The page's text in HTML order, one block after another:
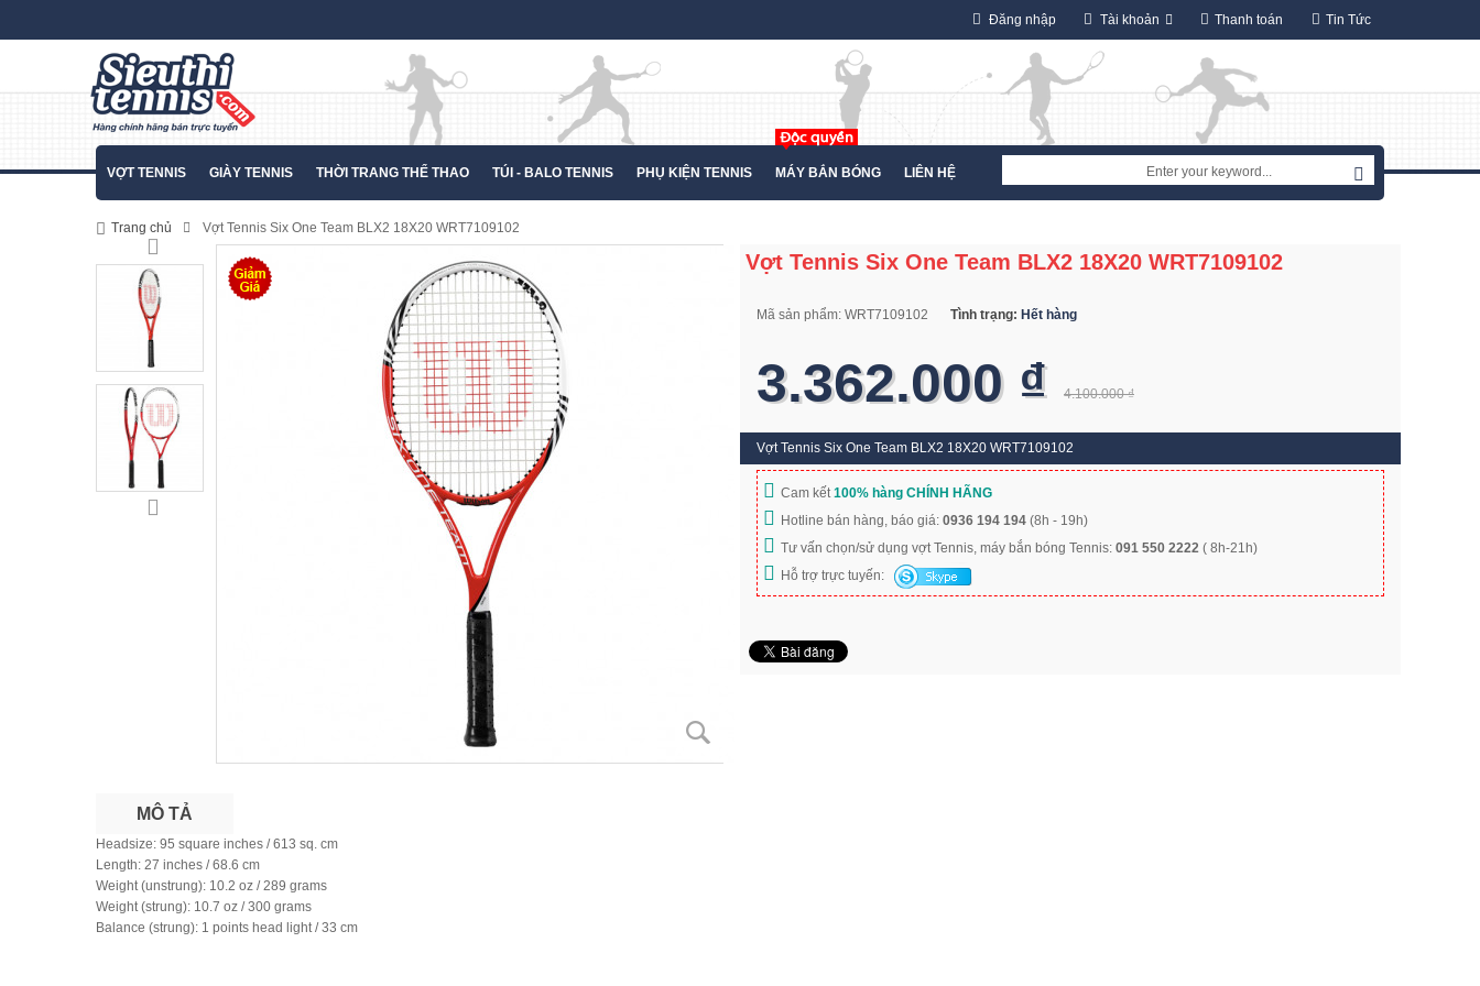
Thanh toán Tin Tức
Tài khoản
Đăng nhập
VỢT TENNIS GIÀY TENNIS THỜI TRANG THỂ THAO TÚI - BALO TENNIS PHỤ KIỆN TENNIS MÁY BẮN BÓNG LIÊN HỆ
Trang chủ Vợt Tennis Six One Team BLX2 18X20 WRT7109102
Vợt Tennis Six One Team BLX2 18X20 WRT7109102
Mã sản phẩm: WRT7109102 Tình trạng: Hết hàng
4.100.000 ₫
3.362.000 ₫
Vợt Tennis Six One Team BLX2 18X20 WRT7109102
Cam kết100% hàng CHÍNH HÃNG
Hotline bán hàng, báo giá: 0936 194 194 (8h - 19h)
Tư vấn chọn/sử dụng vợt Tennis, máy bắn bóng Tennis: 091 550 2222 ( 8h-21h)
Hỗ trợ trực tuyến:
MÔ TẢ
Headsize: 95 square inches / 613 sq. cm
Length: 27 inches / 68.6 cm
Weight (unstrung): 10.2 oz / 289 grams
Weight (strung): 10.7 oz / 300 grams
Balance (strung): 1 points head light / 33 cm